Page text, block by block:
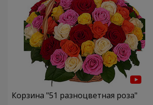
Корзина "51 разноцветная роза"